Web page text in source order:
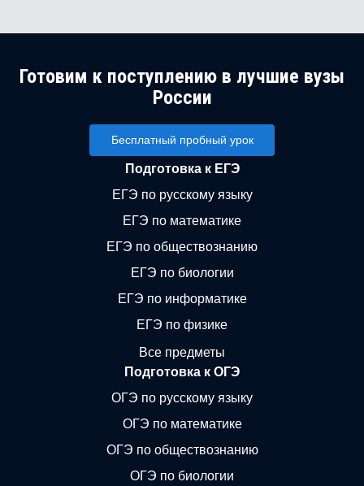
Готовим к поступлению в лучшие вузы
России
Бесплатный пробный урок
Подготовка к ЕГЭ
ЕГЭ по русскому языку
ЕГЭ по математике
ЕГЭ по обществознанию
ЕГЭ по биологии
ЕГЭ по информатике
ЕГЭ по физике
Все предметы
Подготовка к ОГЭ
ОГЭ по русскому языку
ОГЭ по математике
ОГЭ по обществознанию
ОГЭ по биологии